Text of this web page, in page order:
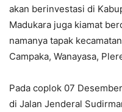
akan berinvestasi di
Madukara juga kiamat
namanya tapak
Campaka, Wanayasa,
Pada coplok 07
di Jalan Jenderal